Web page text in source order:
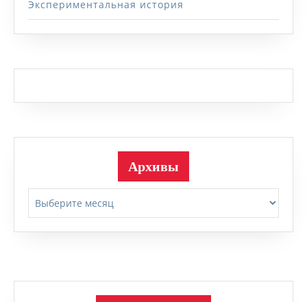
Экспериментальная история
Архивы